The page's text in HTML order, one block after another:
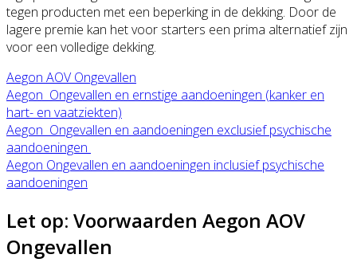
tegen producten met een beperking in de dekking. Door de
lagere premie kan het voor starters een prima alternatief zijn
voor een volledige dekking.
Aegon AOV Ongevallen
Aegon Ongevallen en ernstige aandoeningen (kanker en
hart- en vaatziekten)
Aegon Ongevallen en aandoeningen exclusief psychische
aandoeningen
Aegon Ongevallen en aandoeningen inclusief psychische
aandoeningen
Let op: Voorwaarden Aegon AOV
Ongevallen